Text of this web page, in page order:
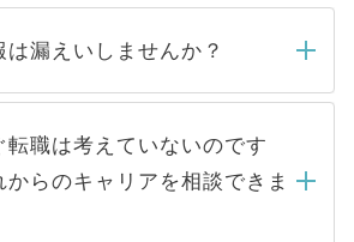
を避けるため 人気のある医療機
てしまうと、応募が殺到する場
関が求める条件に合った人材の
介会社に依頼するケースが増え
を強要することは一切ありませ
仮に応募先から内定をいただい
る必要はありません。内定先へ
絡はキャリアパートナーが行い
ご安心ください。
は漏えいしませんか？
漏えいすることはありませんの
ください。当サイトからの登録
したご登録者様の個人情報は、
ャリアアップおよび転職活動の
に使用いたします。お預かりし
転職は考えていないのです
からのキャリアを相談できま